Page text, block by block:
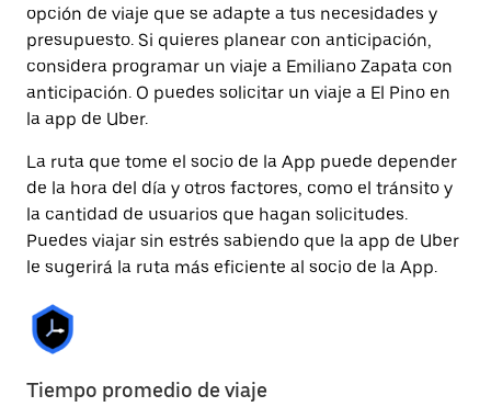
opción de viaje que se adapte a tus necesidades y
presupuesto. Si quieres planear con anticipación,
considera programar un viaje a Emiliano Zapata con
anticipación. O puedes solicitar un viaje a El Pino en
la app de Uber.
La ruta que tome el socio de la App puede depender
de la hora del día y otros factores, como el tránsito y
la cantidad de usuarios que hagan solicitudes.
Puedes viajar sin estrés sabiendo que la app de Uber
le sugerirá la ruta más eficiente al socio de la App.
Tiempo promedio de viaje